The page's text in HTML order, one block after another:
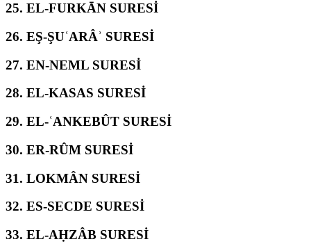
25. EL-FURKĀN SURESİ
26. EŞ-ŞUʿARÂʾ SURESİ
27. EN-NEML SURESİ
28. EL-KASAS SURESİ
29. EL-ʿANKEBÛT SURESİ
30. ER-RÛM SURESİ
31. LOKMÂN SURESİ
32. ES-SECDE SURESİ
33. EL-AḤZÂB SURESİ